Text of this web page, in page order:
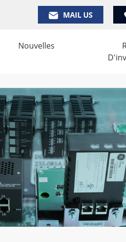
MAIL US
Nouvelles